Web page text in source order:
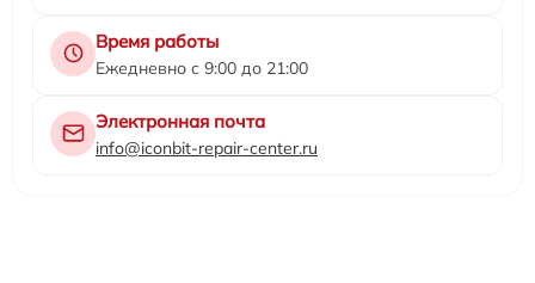
Время работы
Ежедневно с 9:00 до 21:00
Электронная почта
info@iconbit-repair-center.ru